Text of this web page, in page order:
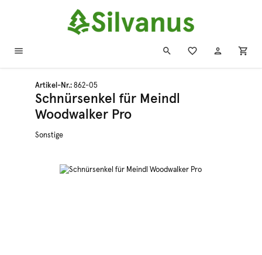
Zum Hauptinhalt springen
Artikel-Nr.: 862-05
Schnürsenkel für Meindl
Woodwalker Pro
Sonstige
Bildergalerie überspringen